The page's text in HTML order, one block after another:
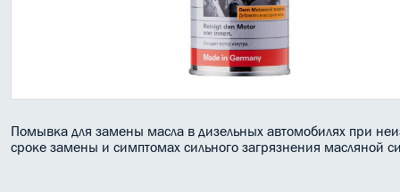
Помывка для замены масла в дизельных автомобилях при
сроке замены и симптомах сильного загрязнения масляной